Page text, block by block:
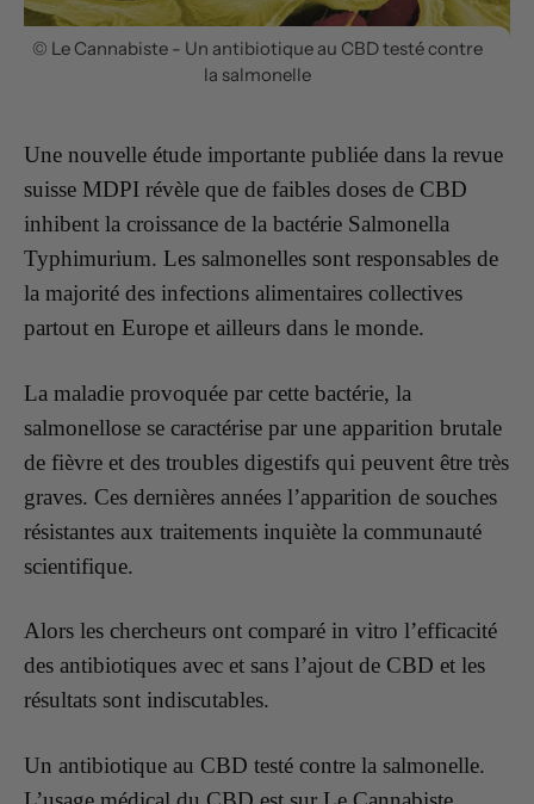
© Le Cannabiste - Un antibiotique au CBD testé contre
la salmonelle
Une nouvelle étude importante publiée dans la revue
suisse MDPI révèle que de faibles doses de CBD
inhibent la croissance de la bactérie Salmonella
Typhimurium. Les salmonelles sont responsables de
la majorité des infections alimentaires collectives
partout en Europe et ailleurs dans le monde.
La maladie provoquée par cette bactérie, la
salmonellose se caractérise par une apparition brutale
de fièvre et des troubles digestifs qui peuvent être très
graves. Ces dernières années l’apparition de souches
résistantes aux traitements inquiète la communauté
scientifique.
Alors les chercheurs ont comparé in vitro l’efficacité
des antibiotiques avec et sans l’ajout de CBD et les
résultats sont indiscutables.
Un antibiotique au CBD testé contre la salmonelle.